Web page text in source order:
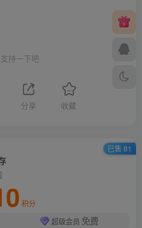
持一下吧
分享 收藏
积分
超级会员 免费
已售 81